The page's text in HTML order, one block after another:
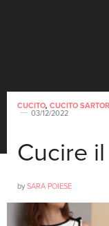
CUCITO, CUCITO
03/12/2022
Cucire
by SARA POIESE